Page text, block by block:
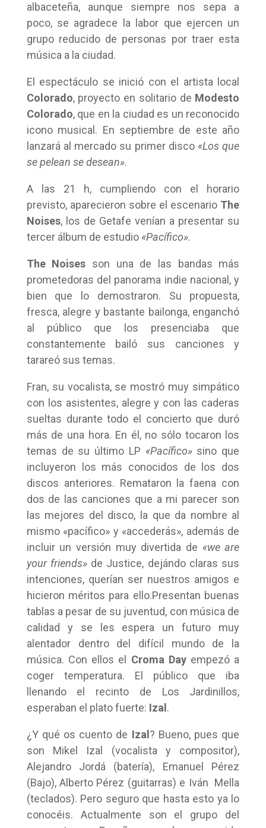
albaceteña, aunque siempre nos sepa a
poco, se agradece la labor que ejercen un
grupo reducido de personas por traer esta
música a la ciudad.
El espectáculo se inició con el artista local
Colorado, proyecto en solitario de Modesto
Colorado, que en la ciudad es un reconocido
icono musical. En septiembre de este año
lanzará al mercado su primer disco «Los que
se pelean se desean».
A las 21 h, cumpliendo con el horario
previsto, aparecieron sobre el escenario The
Noises, los de Getafe venían a presentar su
tercer álbum de estudio «Pacífico».
The Noises son una de las bandas más
prometedoras del panorama indie nacional, y
bien que lo demostraron. Su propuesta,
fresca, alegre y bastante bailonga, enganchó
al público que los presenciaba que
constantemente bailó sus canciones y
tarareó sus temas.
Fran, su vocalista, se mostró muy simpático
con los asistentes, alegre y con las caderas
sueltas durante todo el concierto que duró
más de una hora. En él, no sólo tocaron los
temas de su último LP «Pacífico»sino que
incluyeron los más conocidos de los dos
discos anteriores. Remataron la faena con
dos de las canciones que a mi parecer son
las mejores del disco, la que da nombre al
mismo «pacífico» y «accederás», además de
incluir un versión muy divertida de «we are
your friends» de Justice, dejándo claras sus
intenciones, querían ser nuestros amigos e
hicieron méritos para ello.Presentan buenas
tablas a pesar de su juventud, con música de
calidad y se les espera un futuro muy
alentador dentro del difícil mundo de la
música. Con ellos el Croma Dayempezó a
coger temperatura. El público que iba
llenando el recinto de Los Jardinillos,
esperaban el plato fuerte: Izal .
¿Y qué os cuento de Izal ? Bueno, pues que
son Mikel Izal (vocalista y compositor),
Alejandro Jordá (batería), Emanuel Pérez
(Bajo), Alberto Pérez (guitarras) e Iván Mella
(teclados). Pero seguro que hasta esto ya lo
conocéis. Actualmente son el grupo del